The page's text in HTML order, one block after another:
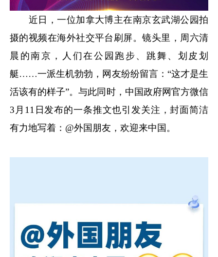
近日，一位加拿大博主在南京玄武湖公园拍
摄的视频在海外社交平台刷屏。镜头里，周六清
晨的南京，人们在公园跑步、跳舞、划皮划
艇……一派生机勃勃，网友纷纷留言：“这才是生
活该有的样子”。与此同时，中国政府网官方微信
3月11日发布的一条推文也引发关注，封面简洁
有力地写着：@外国朋友，欢迎来中国。